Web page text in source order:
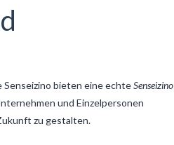
bieten eine echteSenseizino
und Einzelpersonen
zu gestalten.